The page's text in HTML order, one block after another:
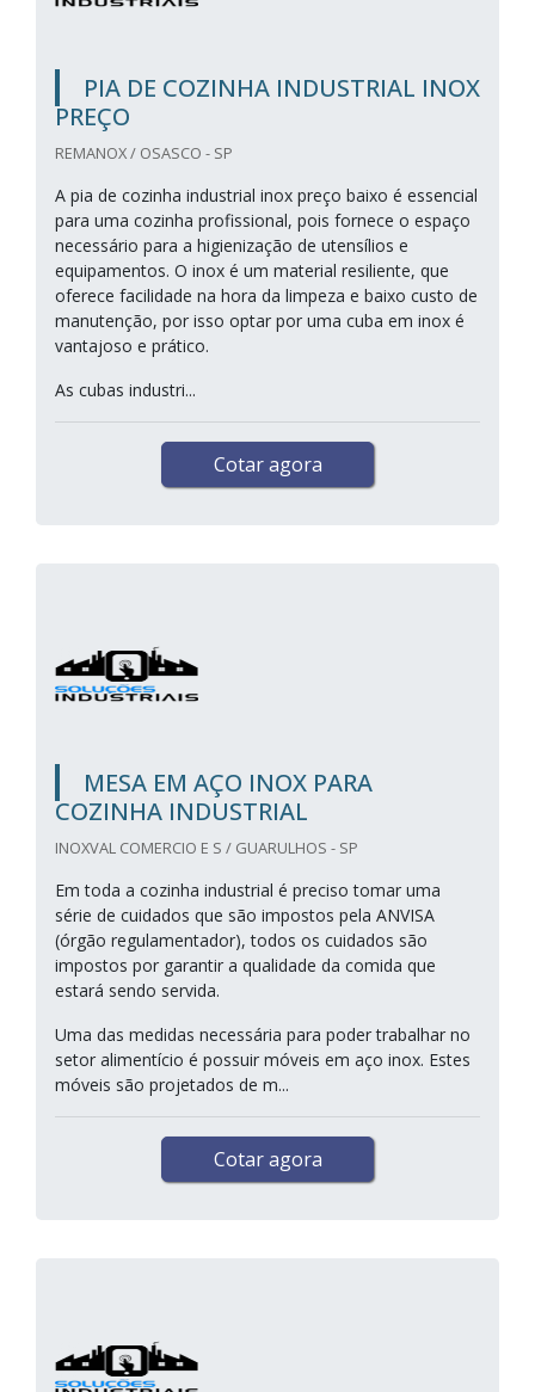
PIA DE COZINHA INDUSTRIAL INOX
PREÇO
REMANOX / OSASCO - SP
A pia de cozinha industrial inox preço baixo é essencial
para uma cozinha profissional, pois fornece o espaço
necessário para a higienização de utensílios e
equipamentos. O inox é um material resiliente, que
oferece facilidade na hora da limpeza e baixo custo de
manutenção, por isso optar por uma cuba em inox é
vantajoso e prático.
As cubas industri...
Cotar agora
MESA EM AÇO INOX PARA
COZINHA INDUSTRIAL
INOXVAL COMERCIO E S / GUARULHOS - SP
Em toda a cozinha industrial é preciso tomar uma
série de cuidados que são impostos pela ANVISA
(órgão regulamentador), todos os cuidados são
impostos por garantir a qualidade da comida que
estará sendo servida.
Uma das medidas necessária para poder trabalhar no
setor alimentício é possuir móveis em aço inox. Estes
móveis são projetados de m...
Cotar agora